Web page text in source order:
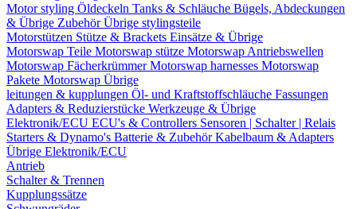
Motor styling Öldeckeln Tanks & Schläuche Bügels, Abdeckungen
& Übrige ZubehörÜbrige stylingsteile
Motorstützen Stütze & Brackets Einsätze & Übrige
Motorswap Teile Motorswap stütze Motorswap Antriebswellen
Motorswap FächerkrümmerMotorswap harnesses Motorswap
Pakete Motorswap Übrige
leitungen & kupplungen Öl- und Kraftstoffschläuche Fassungen
Adapters & Reduzierstücke Werkzeuge & Übrige
Elektronik/ECU ECU's & Controllers Sensoren | Schalter | Relais
Starters & Dynamo's Batterie & ZubehörKabelbaum & Adapters
Übrige Elektronik/ECU
Antrieb
Schalter & Trennen
Kupplungssätze